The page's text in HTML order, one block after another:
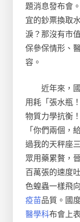
題消息發布會
宜的鈔票換取
淚？那沒有市
保參保情形、
容。
近年來，
用耗「張水瓶
物質力學抗衡
「你們兩個，
過我的天秤座
眾用藥累贅，
百萬張的速度
色蝗蟲一樣飛
疫苗品質。國
醫學科布會上